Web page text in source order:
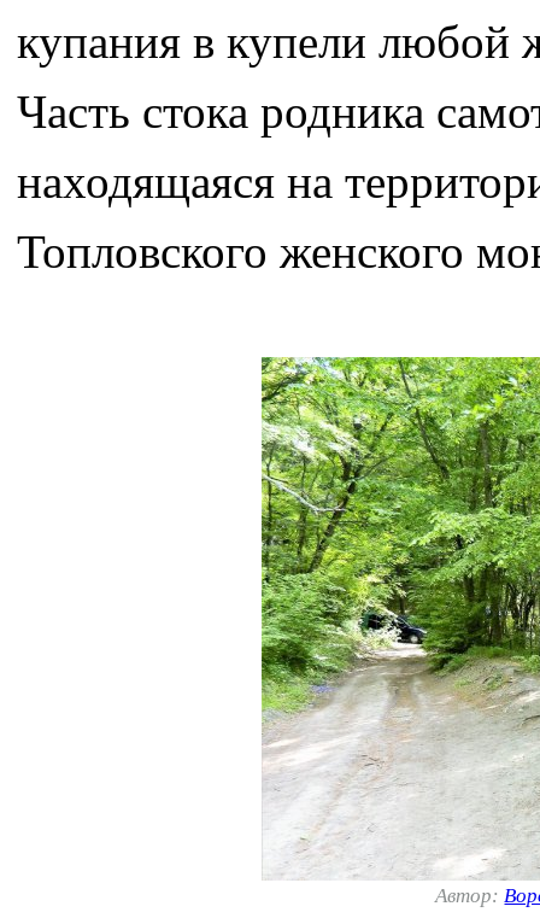
купания в купели любой
Часть стока родника
находящаяся на
Топловского женского
Автор: